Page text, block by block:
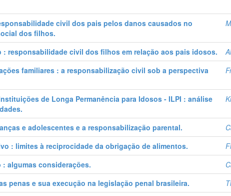
civil dos pais pelos danos causados no
dos filhos.
responsabilidade civil dos filhos em relação aos pais idosos.
familiares : a responsabilização civil sob a perspectiva
de Longa Permanência para Idosos - ILPI : análise
e adolescentes e a responsabilização parental.
: limites à reciprocidade da obrigação de alimentos.
algumas considerações.
penas e sua execução na legislação penal brasileira.